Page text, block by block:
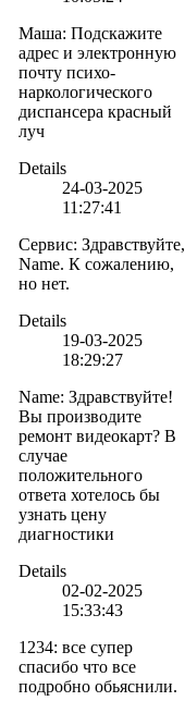
Маша: Подскажите
адрес и электронную
почту психо-
наркологического
диспансера красный
луч
Details
24-03-2025
11:27:41
Сервис: Здравствуйте,
Name. К сожалению,
но нет.
Details
19-03-2025
18:29:27
Name: Здравствуйте!
Вы производите
ремонт видеокарт? В
случае
положительного
ответа хотелось бы
узнать цену
диагностики
Details
02-02-2025
15:33:43
1234: все супер
спасибо что все
подробно обьяснили.